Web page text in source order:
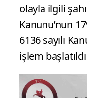
olayla ilgili
Kanunu’nun
6136 sayılı
işlem